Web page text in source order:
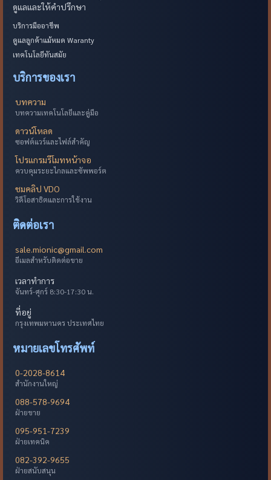
ดูแลและให้คำปรึกษา
บริการมืออาชีพ
ดูแลลูกค้าแม้หมด Waranty
เทคโนโลยีทันสมัย
บริการของเรา
บทความ
บทความเทคโนโลยีและคู่มือ
ดาวน์โหลด
ซอฟต์แวร์และไฟล์สำคัญ
โปรแกรมรีโมทหน้าจอ
ควบคุมระยะไกลและซัพพอร์ต
ชมคลิป VDO
วิดีโอสาธิตและการใช้งาน
ติดต่อเรา
sale.mionic@gmail.com
อีเมลสำหรับติดต่อขาย
เวลาทำการ
จันทร์-ศุกร์ 8:30-17:30 น.
ที่อยู่
กรุงเทพมหานคร ประเทศไทย
หมายเลขโทรศัพท์
0-2028-8614
สำนักงานใหญ่
088-578-9694
ฝ่ายขาย
095-951-7239
ฝ่ายเทคนิค
082-392-9655
ฝ่ายสนับสนุน